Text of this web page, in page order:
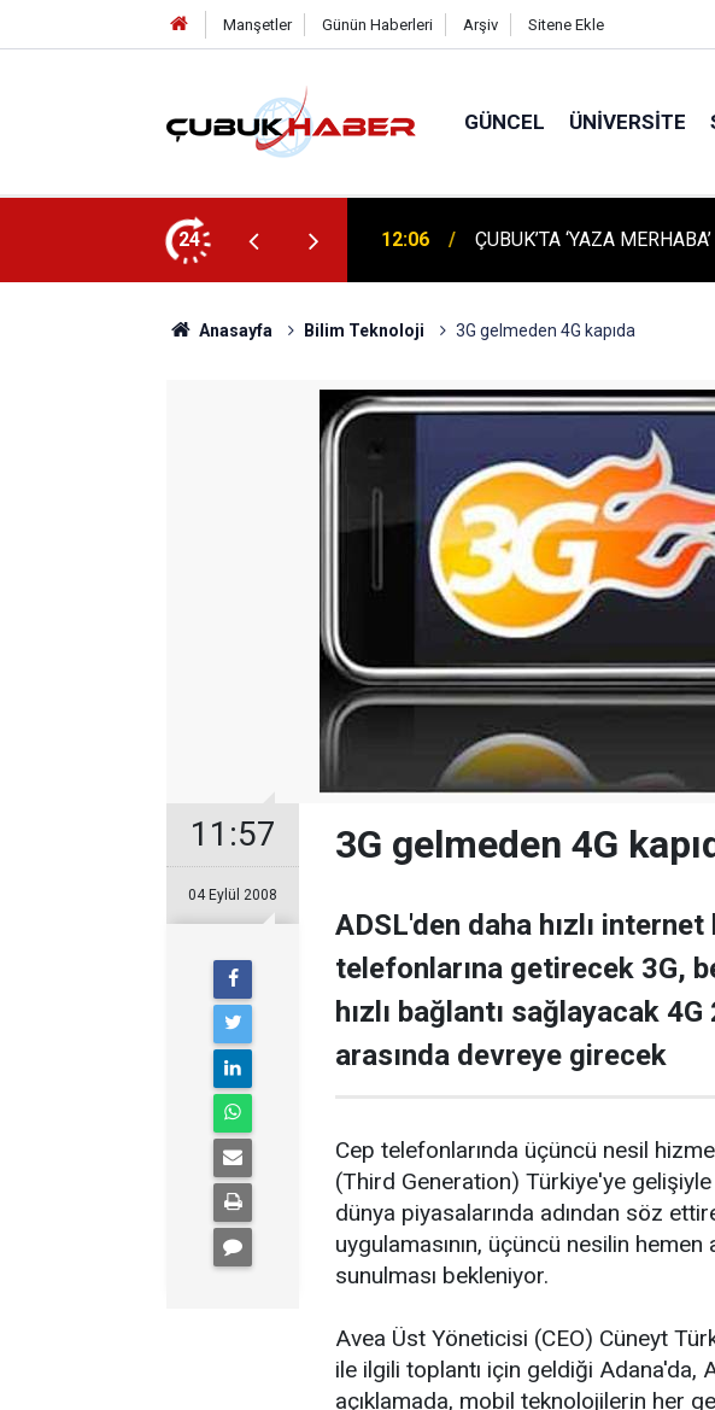
Manşetler Günün Haberleri Arşiv Sitene Ekle
GÜNCEL ÜNIVERSITE
24
Eranıl Vizyonu 12:06 ÇUBUK’TA ‘YAZA
Anasayfa Bilim Teknoloji 3G gelmeden 4G kapıda
11:57
04 Eylül 2008
3G gelmeden 4G
ADSL'den daha hızlı internet
telefonlarına getirecek 3G,
hızlı bağlantı sağlayacak
arasında devreye girecek
Cep telefonlarında üçüncü nesil
(Third Generation) Türkiye'ye
dünya piyasalarında adından söz
uygulamasının, üçüncü nesilin
sunulması bekleniyor.
Avea Üst Yöneticisi (CEO) Cüneyt
ile ilgili toplantı için geldiği Adana'da,
açıklamada, mobil teknolojilerin her